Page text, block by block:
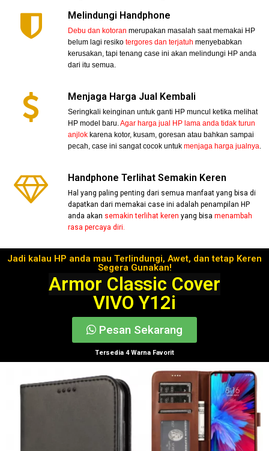
Melindungi Handphone
Debu dan kotoran merupakan masalah saat memakai HP
belum lagi resiko tergores dan terjatuh menyebabkan
kerusakan, tapi tenang case ini akan melindungi HP anda
dari itu semua.
Menjaga Harga Jual Kembali
Seringkali keinginan untuk ganti HP muncul ketika melihat
HP model baru.Agar harga jual HP lama anda tidak turun
anjlok karena kotor, kusam, goresan atau bahkan sampai
pecah, case ini sangat cocok untukmenjaga harga jualnya.
Handphone Terlihat Semakin Keren
Hal yang paling penting dari semua manfaat yang bisa di
dapatkan dari memakai case ini adalah penampilan HP
anda akan semakin terlihat keren yang bisamenambah
rasa percaya diri.
Jadi kalau HP anda mau Terlindungi, Awet, dan tetap Keren
Segera Gunakan!
Armor Classic Cover
VIVO Y12i
Pesan Sekarang
Tersedia 4 Warna Favorit